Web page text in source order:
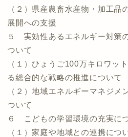
（２）県産農畜水産物・加工品
展開への支援
５ 実効性あるエネルギー対策
ついて
（１）ひょうご100万キロワッ
る総合的な戦略の推進について
（２）地域エネルギーマネジメ
ついて
６ こどもの学習環境の充実に
（１）家庭や地域との連携につ